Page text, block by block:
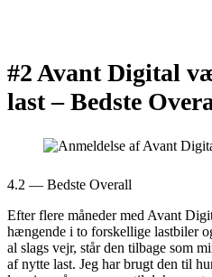
#2 Avant Digital
last –Bedste
4.2 — Bedste Overall
Efter flere måneder med Avant
hængende i to forskellige lastbiler
al slags vejr, står den tilbage som
af nytte last. Jeg har brugt den til